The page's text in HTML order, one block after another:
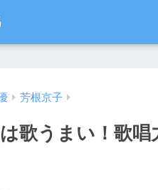
芳根京子
歌うまい！歌